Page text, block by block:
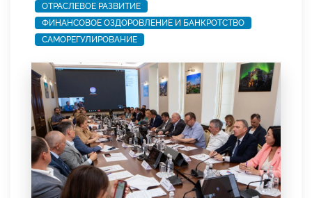
ОТРАСЛЕВОЕ РАЗВИТИЕ
ФИНАНСОВОЕ ОЗДОРОВЛЕНИЕ И БАНКРОТСТВО
САМОРЕГУЛИРОВАНИЕ